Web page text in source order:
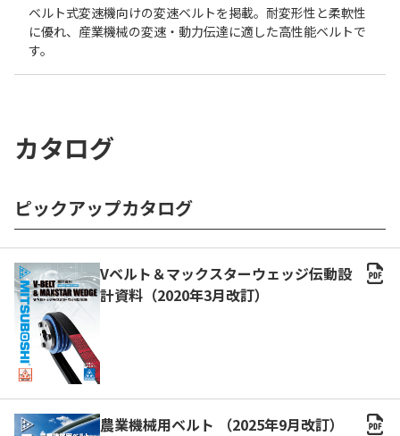
ベルト式変速機向けの変速ベルトを掲載。耐変形性と柔軟性
に優れ、産業機械の変速・動力伝達に適した高性能ベルトで
す。
カタログ
ピックアップカタログ
Vベルト＆マックスターウェッジ伝動設
計資料（2020年3月改訂）
農業機械用ベルト （2025年9月改訂）